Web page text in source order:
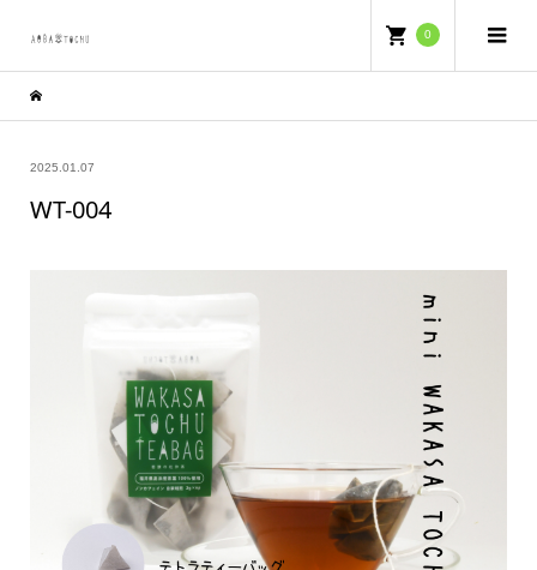
0
2025.01.07
WT-004